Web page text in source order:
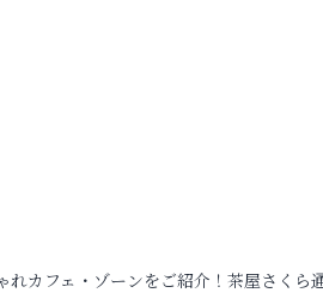
カフェ・ゾーンをご紹介！茶屋さくら